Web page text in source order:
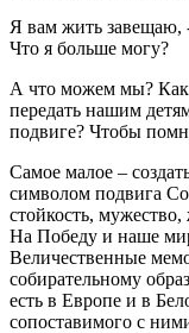
Я вам жить завещаю,
Что я больше могу?
А что можем мы? Как
передать нашим
подвиге? Чтобы
Самое малое –
символом подвига
стойкость,
На Победу и наше
Величественные
собирательному
есть в Европе и в
сопоставимого с